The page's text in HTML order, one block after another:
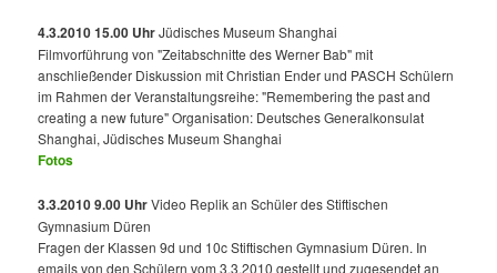
4.3.2010 15.00 UhrJüdisches Museum Shanghai
Filmvorführung von "Zeitabschnitte des Werner Bab" mit
anschließender Diskussion mit Christian Ender und PASCH Schülern
im Rahmen der Veranstaltungsreihe: "Remembering the past and
creating a new future" Organisation: Deutsches Generalkonsulat
Shanghai, Jüdisches Museum Shanghai
Fotos
3.3.2010 9.00 UhrVideo Replik an Schüler des Stiftischen
Gymnasium Düren
Fragen der Klassen 9d und 10c Stiftischen Gymnasium Düren. In
emails von den Schülern vom 3.3.2010 gestellt und zugesendet an